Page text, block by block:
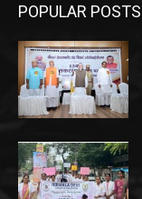
POPULAR POSTS